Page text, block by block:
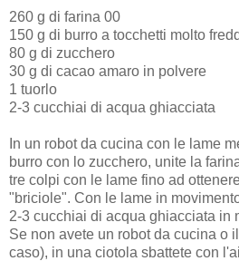
260 g di farina 00
150 g di burro a tocchetti molto
80 g di zucchero
30 g di cacao amaro in polvere
1 tuorlo
2-3 cucchiai di acqua ghiacciata
In un robot da cucina con le lame
burro con lo zucchero, unite la
tre colpi con le lame fino ad
"briciole". Con le lame in
2-3 cucchiai di acqua ghiacciata in
Se non avete un robot da cucina o
caso), in una ciotola sbattete con